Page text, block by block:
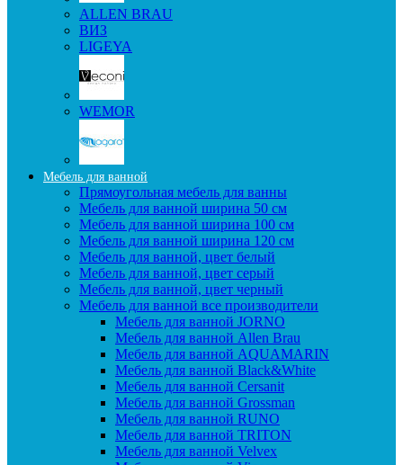
ALLEN BRAU
ВИЗ
LIGEYA
WEMOR
Мебель для ванной
Прямоугольная мебель для ванны
Мебель для ванной ширина 50 см
Мебель для ванной ширина 100 см
Мебель для ванной ширина 120 см
Мебель для ванной, цвет белый
Мебель для ванной, цвет серый
Мебель для ванной, цвет черный
Мебель для ванной все производители
Мебель для ванной JORNO
Мебель для ванной Allen Brau
Мебель для ванной AQUAMARIN
Мебель для ванной Black&White
Мебель для ванной Cersanit
Мебель для ванной Grossman
Мебель для ванной RUNO
Мебель для ванной TRITON
Мебель для ванной Velvex